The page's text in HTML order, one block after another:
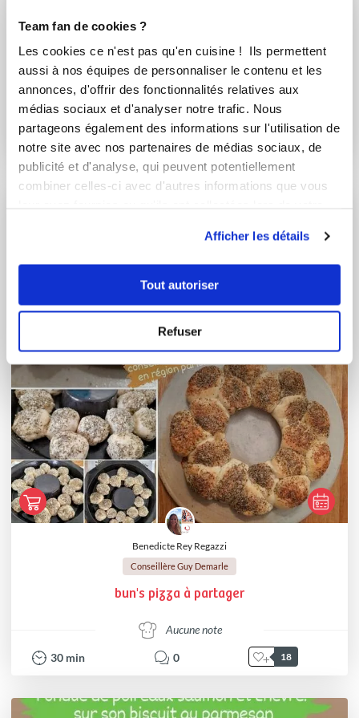
Team fan de cookies ?
Les cookies ce n'est pas qu'en cuisine ! Ils permettent
aussi à nos équipes de personnaliser le contenu et les
annonces, d'offrir des fonctionnalités relatives aux
médias sociaux et d'analyser notre trafic. Nous
partageons également des informations sur l'utilisation de
notre site avec nos partenaires de médias sociaux, de
publicité et d'analyse, qui peuvent potentiellement
combiner celles-ci avec d'autres informations que vous
Afficher les détails
Tout autoriser
Refuser
Conseillère Guy Demarle
Tarte couronne aux fruits
Aucune note
1h 0 81
Benedicte Rey Regazzi
Conseillère Guy Demarle
bun's pizza à partager
Aucune note
30 min 0 18